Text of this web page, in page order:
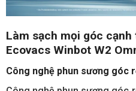
Làm sạch mọi góc
Ecovacs Winbot W2
Công nghệ phun sương góc